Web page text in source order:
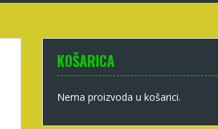
KOŠARICA
Nema proizvoda u košarici.